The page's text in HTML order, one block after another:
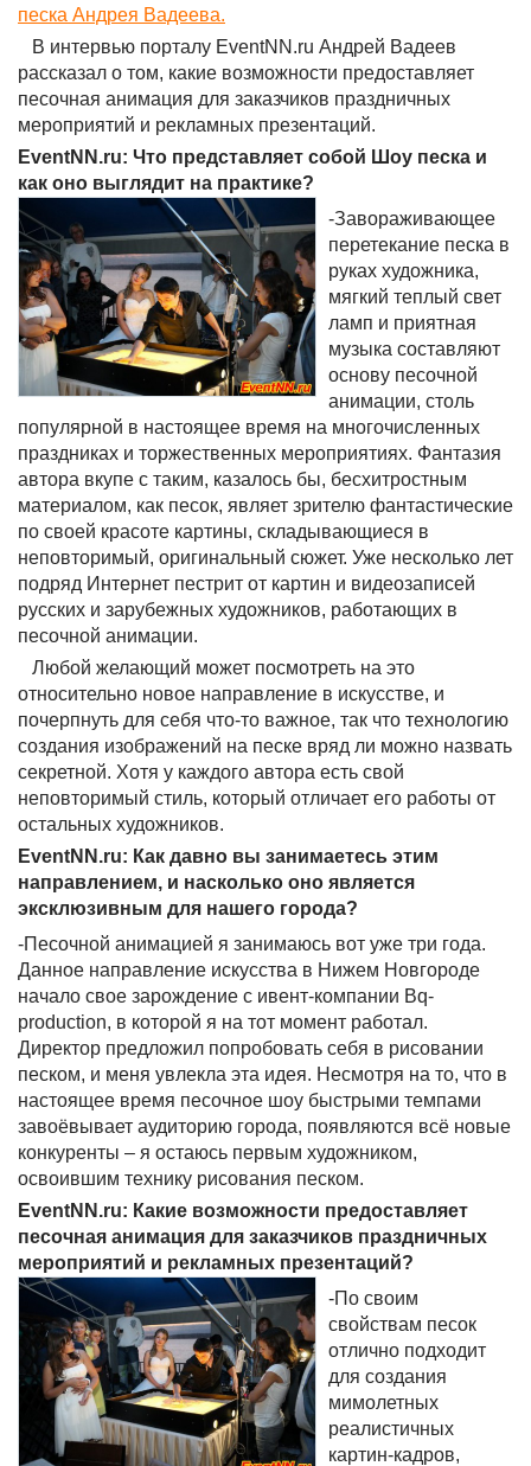
песка Андрея Вадеева.
В интервью порталу EventNN.ru Андрей Вадеев
рассказал о том, какие возможности предоставляет
песочная анимация для заказчиков праздничных
мероприятий и рекламных презентаций.
EventNN.ru: Что представляет собой Шоу песка и
как оно выглядит на практике?
-Завораживающее
перетекание песка в
руках художника,
мягкий теплый свет
ламп и приятная
музыка составляют
основу песочной
анимации, столь
популярной в настоящее время на многочисленных
праздниках и торжественных мероприятиях. Фантазия
автора вкупе с таким, казалось бы, бесхитростным
материалом, как песок, являет зрителю фантастические
по своей красоте картины, складывающиеся в
неповторимый, оригинальный сюжет. Уже несколько лет
подряд Интернет пестрит от картин и видеозаписей
русских и зарубежных художников, работающих в
песочной анимации.
Любой желающий может посмотреть на это
относительно новое направление в искусстве, и
почерпнуть для себя что-то важное, так что технологию
создания изображений на песке вряд ли можно назвать
секретной. Хотя у каждого автора есть свой
неповторимый стиль, который отличает его работы от
остальных художников.
EventNN.ru: Как давно вы занимаетесь этим
направлением, и насколько оно является
эксклюзивным для нашего города?
-Песочной анимацией я занимаюсь вот уже три года.
Данное направление искусства в Нижем Новгороде
начало свое зарождение с ивент-компании Bq-
production, в которой я на тот момент работал.
Директор предложил попробовать себя в рисовании
песком, и меня увлекла эта идея. Несмотря на то, что в
настоящее время песочное шоу быстрыми темпами
завоёвывает аудиторию города, появляются всё новые
конкуренты – я остаюсь первым художником,
освоившим технику рисования песком.
EventNN.ru: Какие возможности предоставляет
песочная анимация для заказчиков праздничных
мероприятий и рекламных презентаций?
-По своим
свойствам песок
отлично подходит
для создания
мимолетных
реалистичных
картин-кадров,